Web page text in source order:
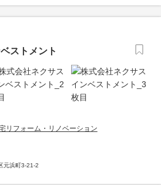
ストメント
リフォーム・リノベーション
元浜町3-21-2